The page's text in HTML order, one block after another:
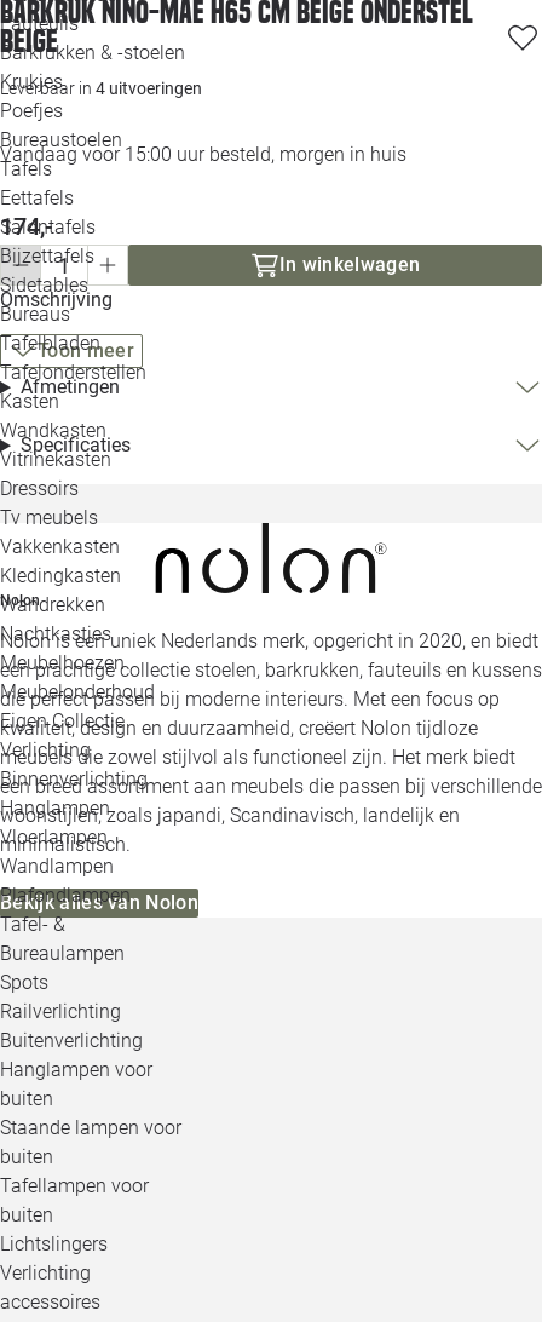
Fauteuils
Barkrukken & -stoelen
Krukjes
Poefjes
Bureaustoelen
Tafels
Eettafels
Salontafels
Bijzettafels
Sidetables
Bureaus
Tafelbladen
Tafelonderstellen
Kasten
Wandkasten
Vitrinekasten
Dressoirs
Tv meubels
Vakkenkasten
Kledingkasten
Wandrekken
Nachtkastjes
Meubelhoezen
Meubelonderhoud
Eigen Collectie
Verlichting
Binnenverlichting
Hanglampen
Vloerlampen
Wandlampen
Plafondlampen
Tafel- &
Bureaulampen
Spots
Railverlichting
Buitenverlichting
Hanglampen voor
buiten
Staande lampen voor
buiten
Tafellampen voor
buiten
Lichtslingers
Verlichting
accessoires
Barkruk Nino-Mae H65 cm beige onderstel
beige
Leverbaar in 4 uitvoeringen
Vandaag voor 15:00 uur besteld, morgen in huis
174,-
In winkelwagen
Omschrijving
Toon meer
Afmetingen
Specificaties
Nolon
Nolon is een uniek Nederlands merk, opgericht in 2020, en biedt
een prachtige collectie stoelen, barkrukken, fauteuils en kussens
die perfect passen bij moderne interieurs. Met een focus op
kwaliteit, design en duurzaamheid, creëert Nolon tijdloze
meubels die zowel stijlvol als functioneel zijn. Het merk biedt
een breed assortiment aan meubels die passen bij verschillende
woonstijlen, zoals japandi, Scandinavisch, landelijk en
minimalistisch.
Bekijk alles van Nolon